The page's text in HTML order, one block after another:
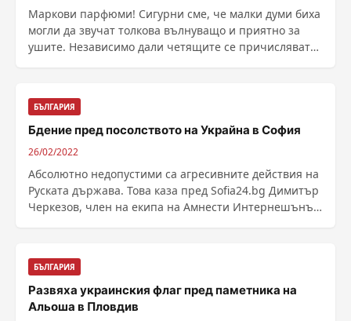
Маркови парфюми! Сигурни сме, че малки думи биха
могли да звучат толкова вълнуващо и приятно за
ушите. Независимо дали четящите се причисляват
БЪЛГАРИЯ
Бдение пред посолството на Украйна в София
26/02/2022
Абсолютно недопустими са агресивните действия на
Руската държава. Това каза пред Sofia24.bg Димитър
Черкезов, член на екипа на Амнести Интернешънъл
БЪЛГАРИЯ
Развяха украинския флаг пред паметника на
Альоша в Пловдив